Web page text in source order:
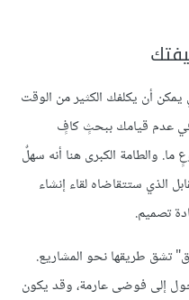
يمكن أن يكلفك الكثير من الوقت
في عدم قيامك ببحثٍ كافٍ
ما. والطامة الكبرى هنا أنه سهلٌ
الذي ستتقاضاه لقاء إنشاء
تصميم.
تشق طريقها نحو المشاريع.
إلى فوضى عارمة، وقد يكون